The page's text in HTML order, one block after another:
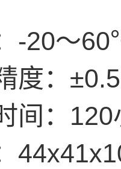
-20～60
度：±0.5
间： 120